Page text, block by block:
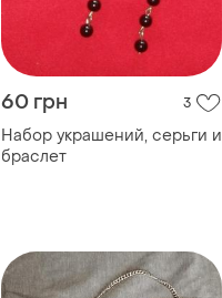
60 грн 3
Набор украшений, серьги и
браслет